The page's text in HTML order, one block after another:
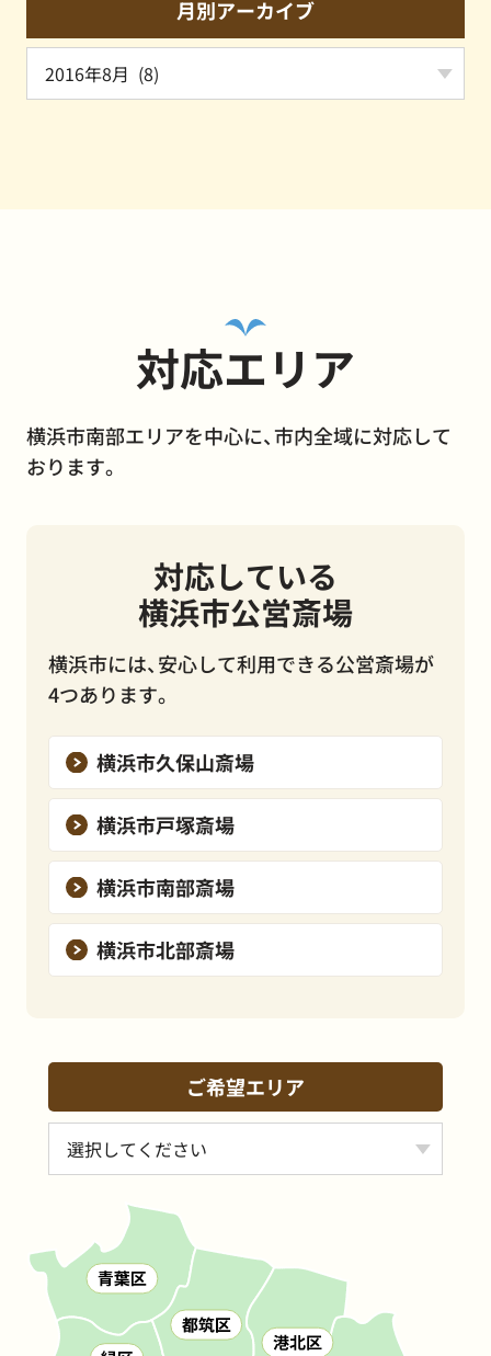
月別アーカイブ
対応エリア
横浜市南部エリアを中心に、市内全域に対応して
おります。
対応している
横浜市公営斎場
横浜市には、安心して利用できる公営斎場が
4つあります。
横浜市久保山斎場
横浜市戸塚斎場
横浜市南部斎場
横浜市北部斎場
ご希望エリア